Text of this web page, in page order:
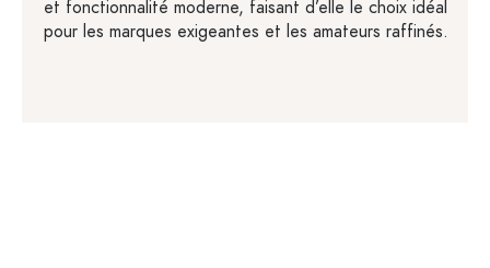
et fonctionnalité moderne, faisant d’elle le choix idéal
pour les marques exigeantes et les amateurs raffinés.